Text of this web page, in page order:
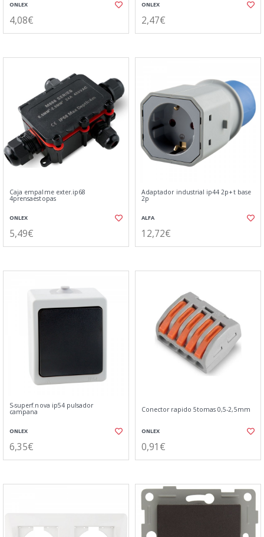
ONLEX
4,08€
ONLEX
2,47€
Caja empalme exter.ip68
4prensaestopas
ONLEX
5,49€
Adaptador industrial ip44 2p+t base
2p
ALFA
12,72€
S-superf.nova ip54 pulsador
campana
ONLEX
6,35€
Conector rapido 5tomas 0,5-2,5mm
ONLEX
0,91€